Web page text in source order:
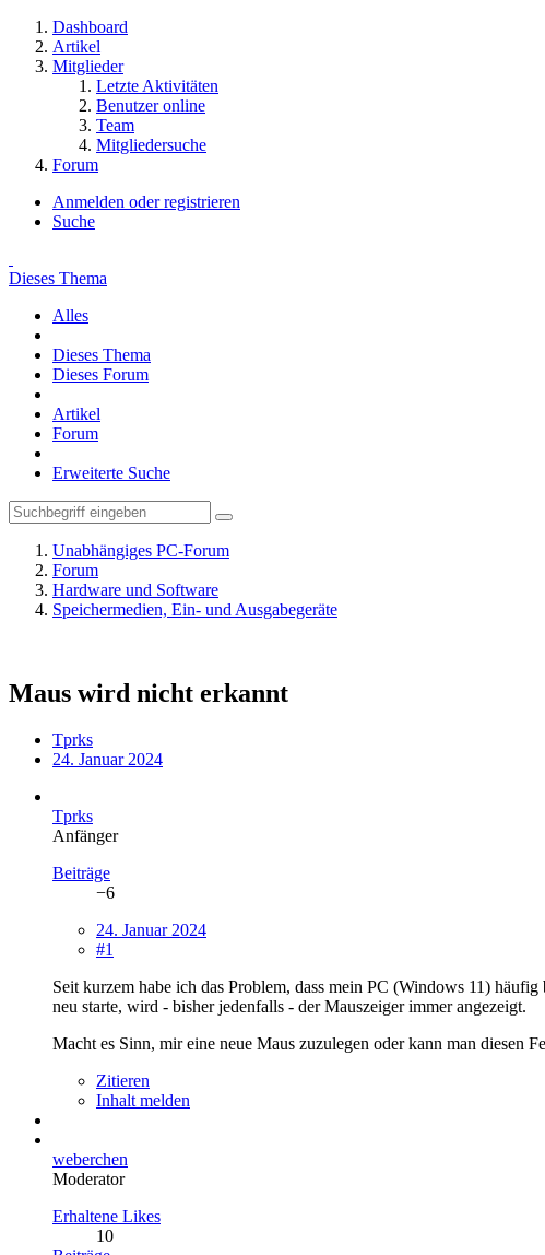
Dashboard
Artikel
Mitglieder
Letzte Aktivitäten
Benutzer online
Team
Mitgliedersuche
Forum
Anmelden oder registrieren
Suche
Dieses Thema
Alles
Dieses Thema
Dieses Forum
Artikel
Forum
Erweiterte Suche
Unabhängiges PC-Forum
Forum
Hardware und Software
Speichermedien, Ein- und Ausgabegeräte
Maus wird nicht erkannt
Tprks
24. Januar 2024
Tprks
Anfänger
Beiträge
−6
24. Januar 2024
#1
Seit kurzem habe ich das Problem, dass mein PC (Windows 11)
neu starte, wird - bisher jedenfalls - der Mauszeiger immer angezeigt.
Macht es Sinn, mir eine neue Maus zuzulegen oder kann man diesen
Zitieren
Inhalt melden
weberchen
Moderator
Erhaltene Likes
10